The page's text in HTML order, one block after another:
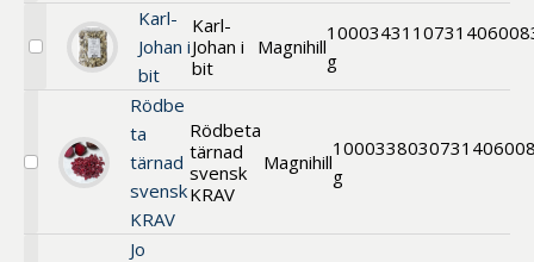
Välj
Johan
Karl-
Johan i
bit
Karl-
Johan i
bit
Magnihill
1000
g
34311
Välj
svensk
Rödbe
ta
tärnad
svensk
KRAV
Rödbeta
tärnad
svensk
KRAV
Magnihill
1000
g
33803
Jo